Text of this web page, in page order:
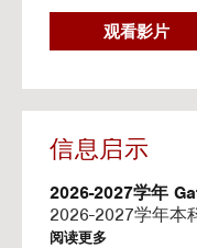
G
O
O
U
S
I
N
观看影片
信息启示
2026-2027学年
2026-2027学年本
阅读更多